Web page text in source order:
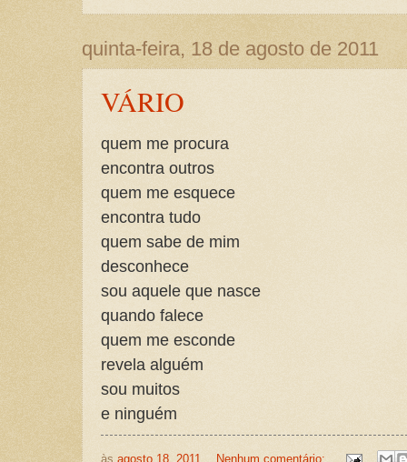
quinta-feira, 18 de agosto de 2011
VÁRIO
quem me procura
encontra outros
quem me esquece
encontra tudo
quem sabe de mim
desconhece
sou aquele que nasce
quando falece
quem me esconde
revela alguém
sou muitos
e ninguém
às agosto 18, 2011 Nenhum comentário: